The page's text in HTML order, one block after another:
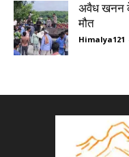
अवैध खनन
मौत
Himalya121